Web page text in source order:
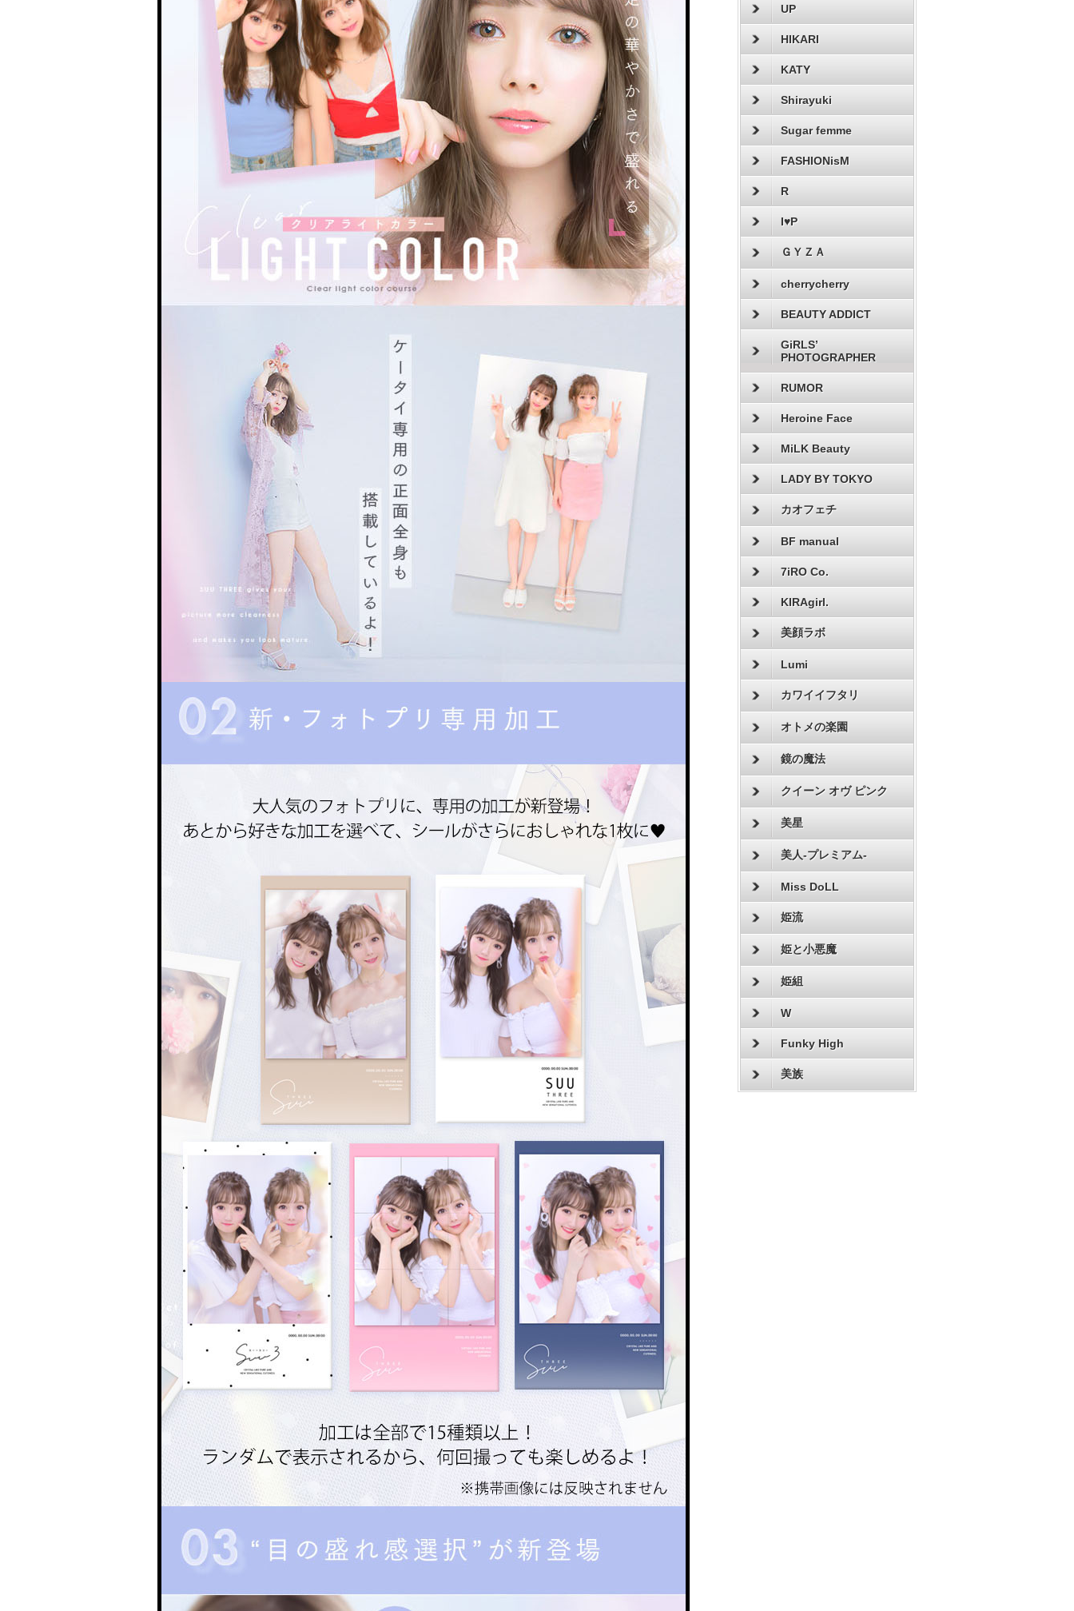
UP
HIKARI
KATY
Shirayuki
Sugar femme
FASHIONisM
R
I♥P
ＧＹＺＡ
cherrycherry
BEAUTY ADDICT
GiRLS’
PHOTOGRAPHER
RUMOR
Heroine Face
MiLK Beauty
LADY BY TOKYO
カオフェチ
BF manual
7iRO Co.
KIRAgirl.
美顔ラボ
Lumi
カワイイフタリ
オトメの楽園
鏡の魔法
クイーン オヴ ピンク
美星
美人-プレミアム-
Miss DoLL
姫流
姫と小悪魔
姫組
W
Funky High
美族